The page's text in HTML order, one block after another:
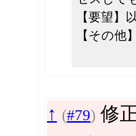
【要望
【その他】
↑ (#79) 修